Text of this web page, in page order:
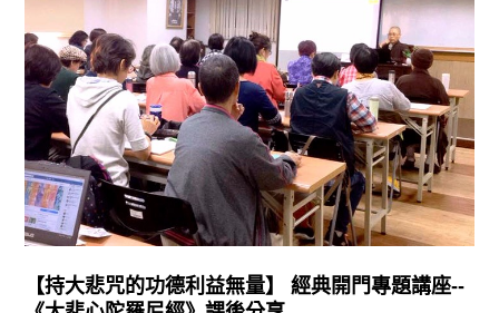
【持大悲咒的功德利益無量】 經典開門專題講座--